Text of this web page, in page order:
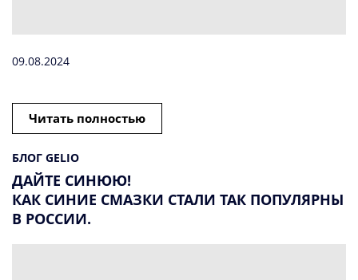
09.08.2024
Читать полностью
БЛОГ GELIO
ДАЙТЕ СИНЮЮ!
КАК СИНИЕ СМАЗКИ СТАЛИ ТАК ПОПУЛЯРНЫ
В РОССИИ.